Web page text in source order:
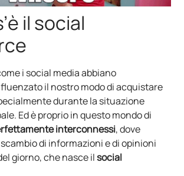
il social
i social media abbiano
il nostro modo di acquistare
durante la situazione
Ed è proprio in questo mondo di
interconnessi, dove
di informazioni e di opinioni
giorno, che nasce ilsocial